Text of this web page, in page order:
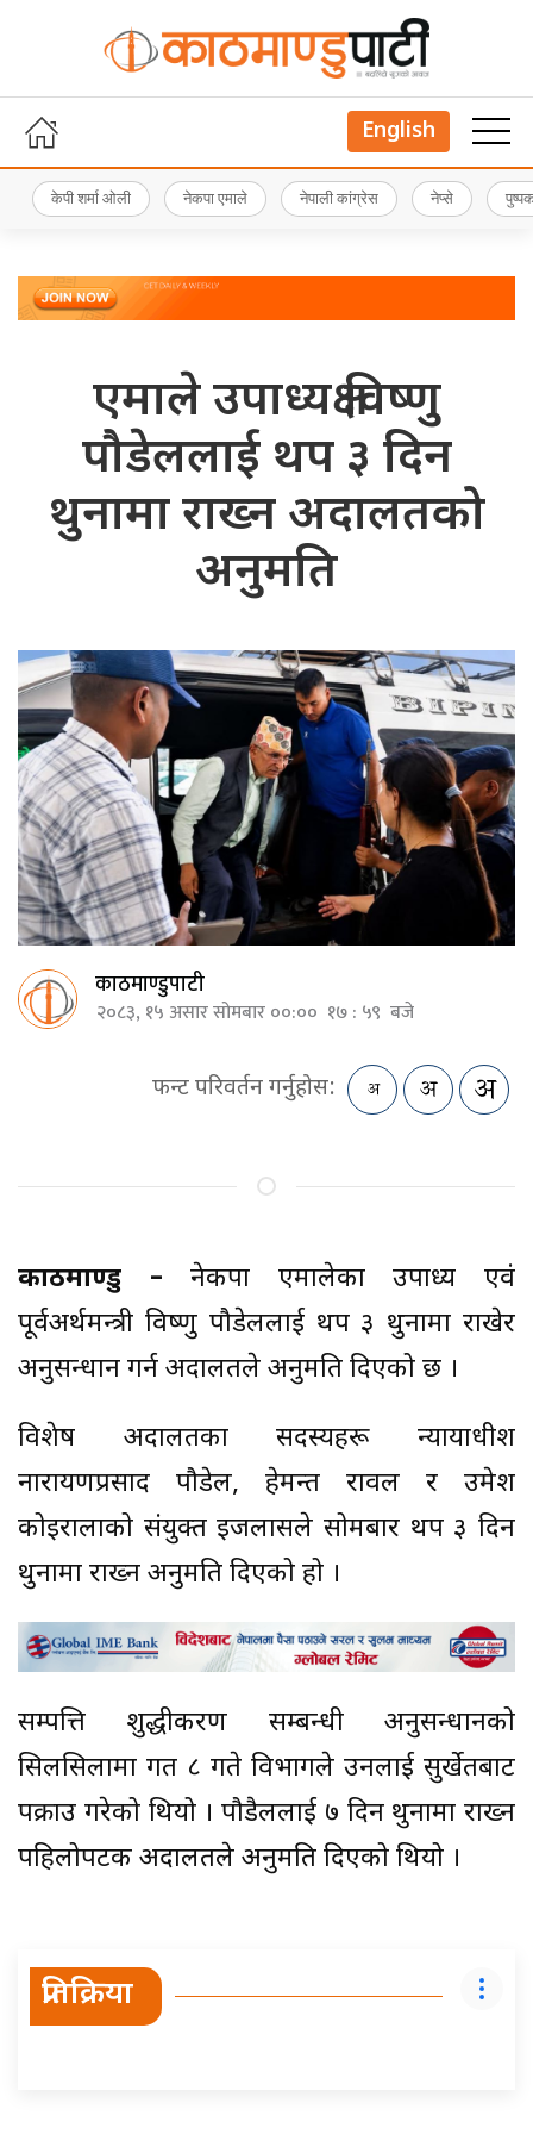
English
केपी शर्मा ओली नेकपा एमाले नेपाली कांग्रेस नेप्से
एमाले उपाध्यक्ष विष्णु
पौडेललाई थप ३ दिन
थुनामा राख्न अदालतको
अनुमति
काठमाण्डुपाटी
२०८३, १५ असार सोमबार ००:०० १७ : ५९ बजे
फन्ट परिवर्तन गर्नुहोस:
काठमाण्डु – नेकपा एमालेका उपाध्यक्ष एवं
पूर्वअर्थमन्त्री विष्णु पौडेललाई थप ३ थुनामा राखेर
अनुसन्धान गर्न अदालतले अनुमति दिएको छ ।
विशेष अदालतका सदस्यहरू न्यायाधीश
नारायणप्रसाद पौडेल, हेमन्त रावल र उमेश
कोइरालाको संयुक्त इजलासले सोमबार थप ३ दिन
थुनामा राख्न अनुमति दिएको हो ।
सम्पत्ति शुद्धीकरण सम्बन्धी अनुसन्धानको
सिलसिलामा गत ८ गते विभागले उनलाई सुर्खेतबाट
पक्राउ गरेको थियो । पौडैललाई ७ दिन थुनामा राख्न
पहिलोपटक अदालतले अनुमति दिएको थियो ।
प्रतिक्रिया